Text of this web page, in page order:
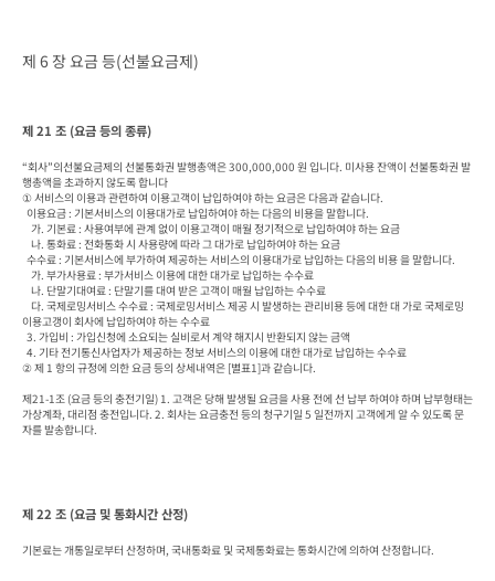
제 6 장 요금 등(선불요금제)
제 21 조 (요금 등의 종류)
“회사”의선불요금제의 선불통화권 발행총액은 300,000,000 원 입니다. 미사용 잔액이 선불통화권 발
행총액을 초과하지 않도록 합니다
① 서비스의 이용과 관련하여 이용고객이 납입하여야 하는 요금은 다음과 같습니다.
이용고갱이 회사에 납입하여야 하는 수수료
② 제 1 항의 규정에 의한 요금 등의 상세내역은 [별표1]과 같습니다.
제21-1조 (요금 등의 충전기일) 1. 고객은 당해 발생될 요금을 사용 전에 선 납부 하여야 하며 납부형태는
가상계좌, 대리점 충전입니다. 2. 회사는 요금충전 등의 청구기일 5 일전까지 고객에게 알 수 있도록 문
자를 발송합니다.
제 22 조 (요금 및 통화시간 산정)
기본료는 개통일로부터 산정하며, 국내통화료 및 국제통화료는 통화시간에 의하여 산정합니다.